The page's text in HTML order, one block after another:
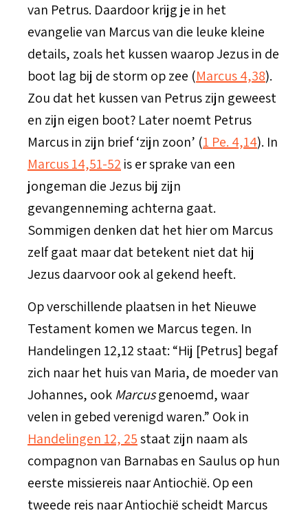
van Petrus. Daardoor krijg je in het
evangelie van Marcus van die leuke kleine
details, zoals het kussen waarop Jezus in de
boot lag bij de storm op zee (Marcus 4,38).
Zou dat het kussen van Petrus zijn geweest
en zijn eigen boot? Later noemt Petrus
Marcus in zijn brief ‘zijn zoon’ (1 Pe. 4,14). In
Marcus 14,51-52 is er sprake van een
jongeman die Jezus bij zijn
gevangenneming achterna gaat.
Sommigen denken dat het hier om Marcus
zelf gaat maar dat betekent niet dat hij
Jezus daarvoor ook al gekend heeft.
Op verschillende plaatsen in het Nieuwe
Testament komen we Marcus tegen. In
Handelingen 12,12 staat: “Hij [Petrus] begaf
zich naar het huis van Maria, de moeder van
Johannes, ook Marcusgenoemd, waar
velen in gebed verenigd waren.” Ook in
Handelingen 12, 25staat zijn naam als
compagnon van Barnabas en Saulus op hun
eerste missiereis naar Antiochië. Op een
tweede reis naar Antiochië scheidt Marcus